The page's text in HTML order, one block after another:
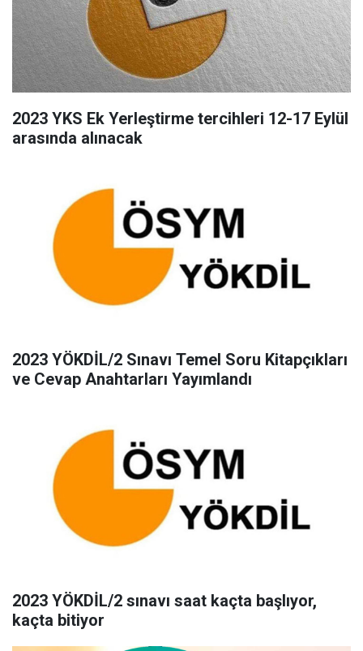
2023 YKS Ek Yerleştirme tercihleri 12-17 Eylül
arasında alınacak
2023 YÖKDİL/2 Sınavı Temel Soru Kitapçıkları
ve Cevap Anahtarları Yayımlandı
2023 YÖKDİL/2 sınavı saat kaçta başlıyor,
kaçta bitiyor